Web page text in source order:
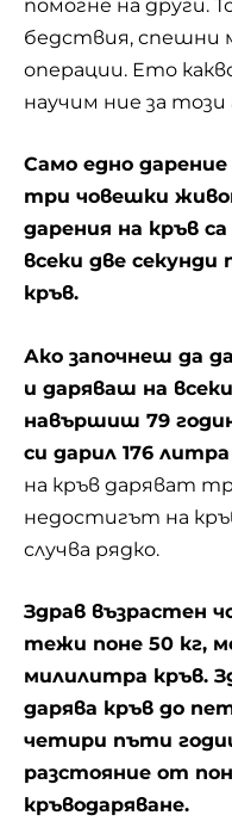
помогне на други.
бедствия, спешни
операции. Ето
научим ние за
Само едно
три човешки
дарения на кръв
всеки две
кръв.
Ако започнеш да
и даряваш на
навършиш 79
си дарил 176
на кръв даряват
недостигът на
случва рядко.
Здрав възрастен
тежи поне 50 кг,
милилитра кръв.
дарява кръв до
четири пъти
разстояние от
кръводаряване.